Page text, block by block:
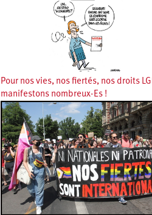
Pour nos vies, nos fiertés, nos droits
manifestons nombreux·Es !